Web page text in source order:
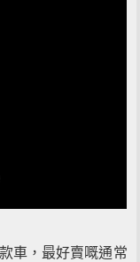
車，最好賣嘅通常